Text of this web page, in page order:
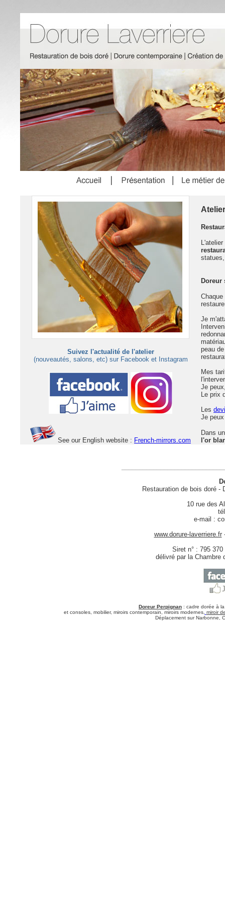
Suivez l'actualité de l'atelier
(nouveautés, salons, etc) sur Facebook et Instagram
See our English website : French-mirrors.com
Doreur
Je
peau
Mes
Je
Le prix
Les
Je
Dans
l'or
Restauration de bois doré -
10 rue des
e-mail :
www.dorure-laverriere.fr
Siret n° : 795
délivré par la Chambre
Doreur Perpignan : cadre dorée à
et consoles, mobilier, miroirs contemporain, miroirs modernes, miroir
Déplacement sur Narbonne,